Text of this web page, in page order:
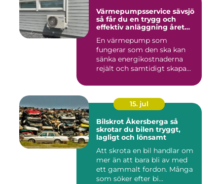
Värmepumpsservice sävsjö
så får du en trygg och
effektiv anläggning året
En värmepump som
fungerar som den ska kan
sänka energikostnaderna
rejält och samtidigt skapa
15. jul
Bilskrot Åkersberga så
skrotar du bilen tryggt,
lagligt och lönsamt
Att skrota en bil handlar om
mer än att bara bli av med
ett gammalt fordon. Många
som söker efter bi...